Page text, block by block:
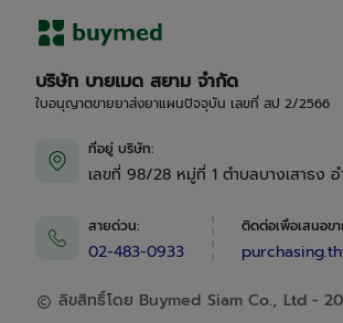
บริษัท บายเมด สยาม จำกัด
ใบอนุญาตขายยาส่งยาแผนปัจจุบัน เลขที่ สป 2/2566
ที่อยู่ บริษัท:
เลขที่ 98/28 หมู่ที่ 1 ตำบลบางเสาธง
สายด่วน:
02-483-0933
ติดต่อเพื่อเสนอข
ลิขสิทธิ์โดย Buymed Siam Co., Ltd -